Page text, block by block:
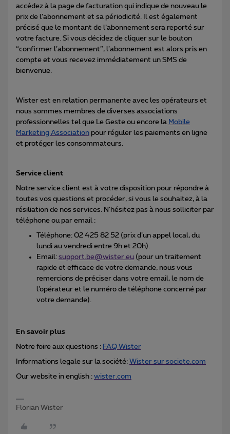
accédez à la page de facturation qui indique de nouveau le
prix de l’abonnement et sa périodicité. Il est également
précisé que le montant de l’abonnement sera reporté sur
votre facture. Si vous décidez de cliquer sur le bouton
“confirmer l’abonnement”, l’abonnement est alors pris en
compte et vous recevez immédiatement un SMS de
bienvenue.
Wister est en relation permanente avec les opérateurs et
nous sommes membres de diverses associations
professionnelles tel que Le Geste ou encore la Mobile
Marketing Association pour réguler les paiements en ligne
et protéger les consommateurs.
Service client
Notre service client est à votre disposition pour répondre à
toutes vos questions et procéder, si vous le souhaitez, à la
résiliation de nos services. N'hésitez pas à nous solliciter par
téléphone ou par email :
Téléphone: 02 425 82 52 (prix d’un appel local, du
lundi au vendredi entre 9h et 20h).
Email: support.be@wister.eu(pour un traitement
rapide et efficace de votre demande, nous vous
remercions de préciser dans votre email, le nom de
l’opérateur et le numéro de téléphone concerné par
votre demande).
En savoir plus
Notre foire aux questions : FAQ Wister
Informations legale sur la société: Wister sur societe.com
Our website in english : wister.com
Florian Wister